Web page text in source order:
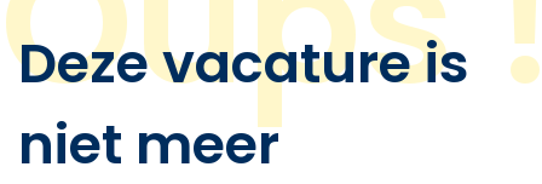
Deze vacature is
niet meer